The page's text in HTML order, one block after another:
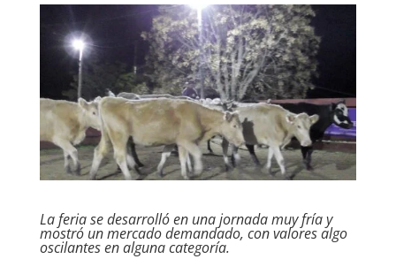
La feria se desarrolló en una jornada muy fría y
mostró un mercado demandado, con valores algo
oscilantes en alguna categoría.